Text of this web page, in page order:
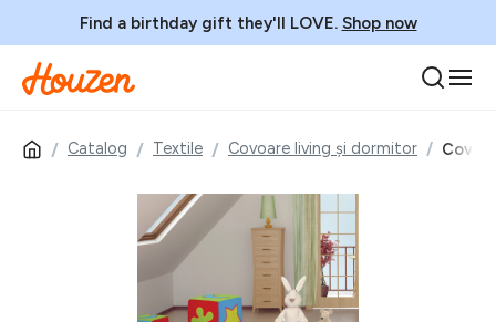
Find a birthday gift they'll LOVE. Shop now
Catalog Textile Covoare living și dormitor